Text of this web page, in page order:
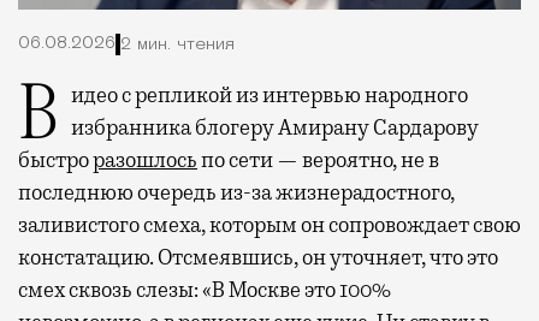
06.08.2026 2 мин. чтения
Видео с репликой из интервью народного избранника блогеру Амирану Сардарову
быстроразошлосьпо сети — вероятно, не в
последнюю очередь из-за жизнерадостного,
заливистого смеха, которым он сопровождает свою
констатацию. Отсмеявшись, он уточняет, что это
смех сквозь слезы: «В Москве это 100%